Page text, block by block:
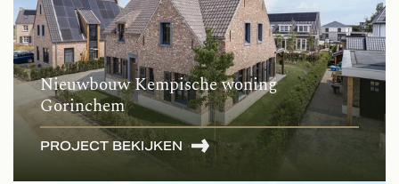
Nieuwbouw Kempische woning
Gorinchem
PROJECT BEKIJKEN